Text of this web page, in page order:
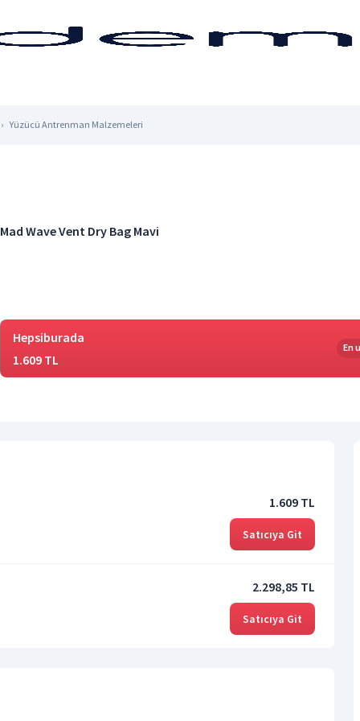
Yüzücü Antrenman Malzemeleri
Mad Wave Vent Dry Bag Mavi
Hepsiburada
1.609 TL
En
1.609 TL
Satıcıya Git
2.298,85 TL
Satıcıya Git